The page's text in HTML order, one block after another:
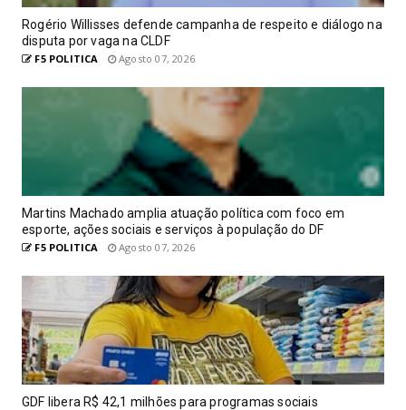
Rogério Willisses defende campanha de respeito e diálogo na
disputa por vaga na CLDF
F5 POLITICA Agosto 07, 2026
Martins Machado amplia atuação política com foco em
esporte, ações sociais e serviços à população do DF
F5 POLITICA Agosto 07, 2026
GDF libera R$ 42,1 milhões para programas sociais